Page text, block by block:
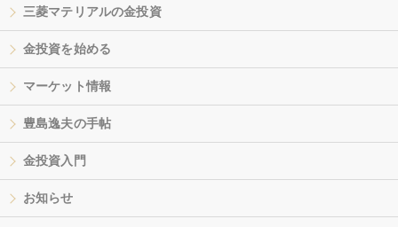
三菱マテリアルの金投資
金投資を始める
マーケット情報
豊島逸夫の手帖
金投資入門
お知らせ